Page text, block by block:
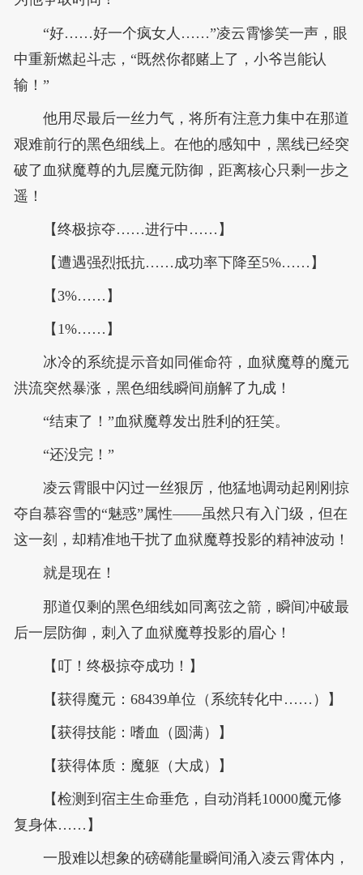
“好……好一个疯女人……”凌云霄惨笑一声，眼
中重新燃起斗志，“既然你都赌上了，小爷岂能认
输！”
他用尽最后一丝力气，将所有注意力集中在那道
艰难前行的黑色细线上。在他的感知中，黑线已经突
破了血狱魔尊的九层魔元防御，距离核心只剩一步之
遥！
【终极掠夺……进行中……】
【遭遇强烈抵抗……成功率下降至5%……】
【3%……】
【1%……】
冰冷的系统提示音如同催命符，血狱魔尊的魔元
洪流突然暴涨，黑色细线瞬间崩解了九成！
“结束了！”血狱魔尊发出胜利的狂笑。
“还没完！”
凌云霄眼中闪过一丝狠厉，他猛地调动起刚刚掠
夺自慕容雪的“魅惑”属性——虽然只有入门级，但在
这一刻，却精准地干扰了血狱魔尊投影的精神波动！
就是现在！
那道仅剩的黑色细线如同离弦之箭，瞬间冲破最
后一层防御，刺入了血狱魔尊投影的眉心！
【叮！终极掠夺成功！】
【获得魔元：68439单位（系统转化中……）】
【获得技能：嗜血（圆满）】
【获得体质：魔躯（大成）】
【检测到宿主生命垂危，自动消耗10000魔元修
复身体……】
一股难以想象的磅礴能量瞬间涌入凌云霄体内，